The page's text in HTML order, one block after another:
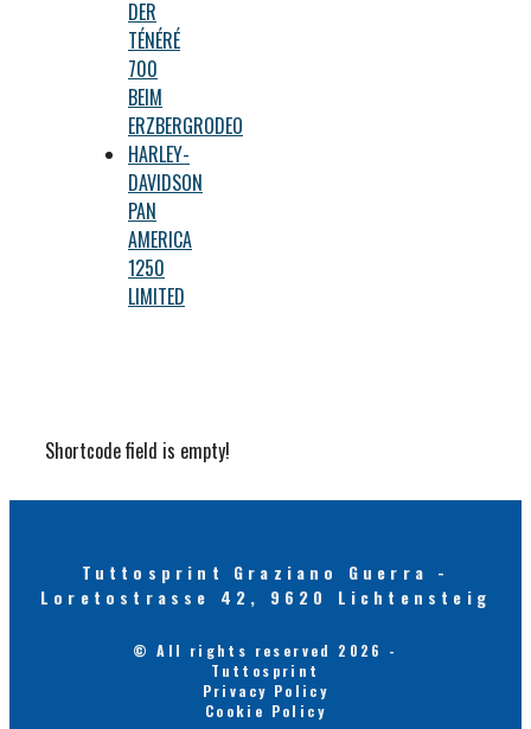
DER
TÉNÉRÉ
700
BEIM
ERZBERGRODEO
HARLEY-
DAVIDSON
PAN
AMERICA
1250
LIMITED
Shortcode field is empty!
Tuttosprint Graziano Guerra -
Loretostrasse 42, 9620 Lichtensteig
© All rights reserved 2026 -
Tuttosprint
Privacy Policy
Cookie Policy